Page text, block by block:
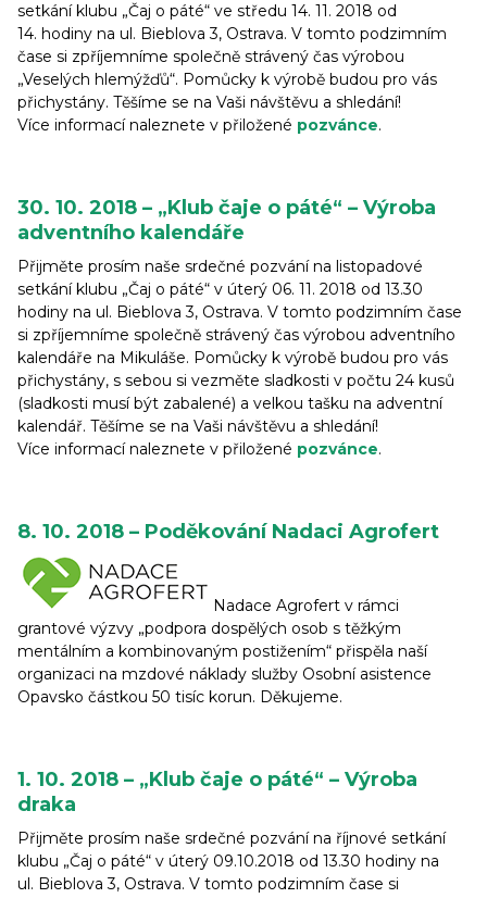
setkání klubu „Čaj o páté“ ve středu 14. 11. 2018 od
14. hodiny na ul. Bieblova 3, Ostrava. V tomto podzimním
čase si zpříjemníme společně strávený čas výrobou
„Veselých hlemýžďů“. Pomůcky k výrobě budou pro vás
přichystány. Těšíme se na Vaši návštěvu a shledání!
Více informací naleznete v přiložené pozvánce.
30. 10. 2018 – „Klub čaje o páté“ – Výroba
adventního kalendáře
Přijměte prosím naše srdečné pozvání na listopadové
setkání klubu „Čaj o páté“ v úterý 06. 11. 2018 od 13.30
hodiny na ul. Bieblova 3, Ostrava. V tomto podzimním čase
si zpříjemníme společně strávený čas výrobou adventního
kalendáře na Mikuláše. Pomůcky k výrobě budou pro vás
přichystány, s sebou si vezměte sladkosti v počtu 24 kusů
(sladkosti musí být zabalené) a velkou tašku na adventní
kalendář. Těšíme se na Vaši návštěvu a shledání!
Více informací naleznete v přiložené pozvánce.
8. 10. 2018 – Poděkování Nadaci Agrofert
Nadace Agrofert v rámci
grantové výzvy „podpora dospělých osob s těžkým
mentálním a kombinovaným postižením“ přispěla naší
organizaci na mzdové náklady služby Osobní asistence
Opavsko částkou 50 tisíc korun. Děkujeme.
1. 10. 2018 – „Klub čaje o páté“ – Výroba
draka
Přijměte prosím naše srdečné pozvání na říjnové setkání
klubu „Čaj o páté“ v úterý 09.10.2018 od 13.30 hodiny na
ul. Bieblova 3, Ostrava. V tomto podzimním čase si